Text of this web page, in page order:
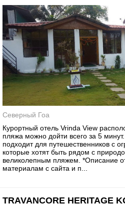
Северный Гоа
Курортный отель Vrinda View
пляжа можно дойти всего за 5
подходит для путешественников с
которые хотят быть рядом с
великолепным пляжем. *Описание
материалам с сайта и п...
TRAVANCORE HERITAGE